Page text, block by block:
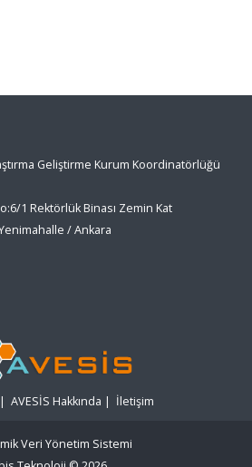
Geliştirme Kurum Koordinatörlüğü
1 Rektörlük Binası Zemin Kat
/ Ankara
| AVESİS Hakkında | İletişim
Veri Yönetim Sistemi